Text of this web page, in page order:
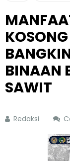
BINAAN
SAWIT
Redaksi